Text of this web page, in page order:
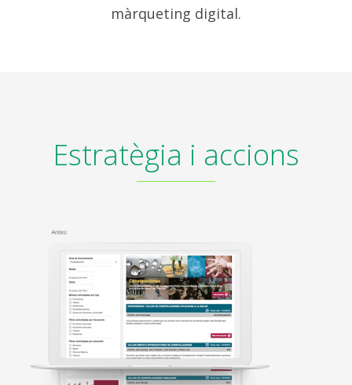
màrqueting digital.
Estratègia i accions